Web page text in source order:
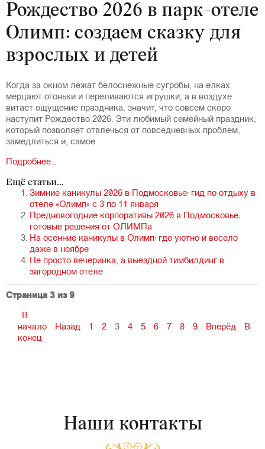
Рождество 2026 в парк-отеле
Олимп: создаем сказку для
взрослых и детей
Когда за окном лежат белоснежные сугробы, на елках
мерцают огоньки и переливаются игрушки, а в воздухе
витает ощущение праздника, значит, что совсем скоро
наступит Рождество 2026. Эти любимый семейный праздник,
который позволяет отвлечься от повседневных проблем,
замедлиться и, самое
Подробнее...
Ещё статьи...
Зимние каникулы 2026 в Подмосковье: гид по отдыху в
отеле «Олимп» с 3 по 11 января
Предновогодние корпоративы 2026 в Подмосковье:
готовые решения от ОЛИМПа
На осенние каникулы в Олимп: где уютно и весело
даже в ноябре
Не просто вечеринка, а выездной тимбилдинг в
загородном отеле
Страница 3 из 9
В
начало
Назад 1 2 3 4 5 6 7 8 9 Вперёд
В
конец
Наши контакты